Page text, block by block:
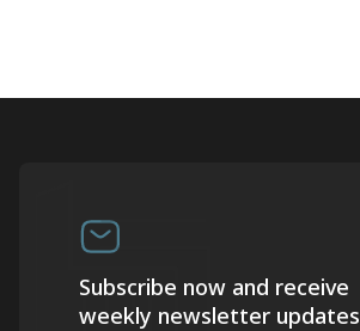
Subscribe now and receive
weekly newsletter updates